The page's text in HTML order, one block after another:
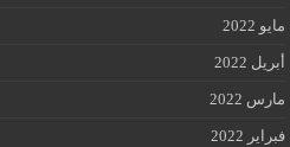
مايو 2022
أبريل 2022
مارس 2022
فبراير 2022